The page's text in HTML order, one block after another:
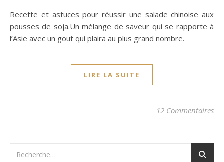
Recette et astuces pour réussir une salade chinoise aux
pousses de soja.Un mélange de saveur qui se rapporte à
l’Asie avec un gout qui plaira au plus grand nombre.
LIRE LA SUITE
12 Commentaires